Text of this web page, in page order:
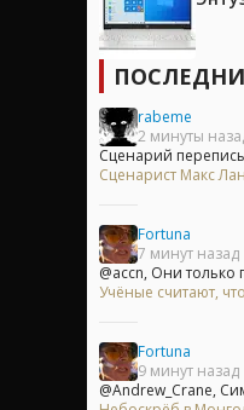
rabeme
2 минуты
Сценарий
Сценарист Макс
Fortuna
7 минут назад
@accn, Они
Учёные считают,
Fortuna
9 минут назад
@Andrew_Crane,